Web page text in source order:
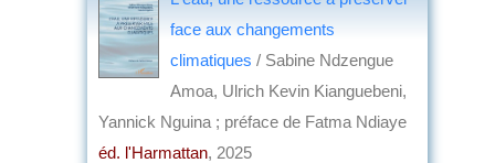
face aux changements
climatiques / Sabine Ndzengue
Amoa, Ulrich Kevin Kianguebeni,
Yannick Nguina ; préface de Fatma Ndiaye
éd. l'Harmattan, 2025